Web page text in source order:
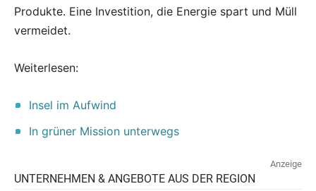
Produkte. Eine Investition, die Energie spart und Müll
vermeidet.
Weiterlesen:
Insel im Aufwind
In grüner Mission unterwegs